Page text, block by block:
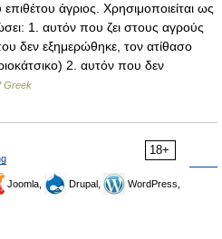
άγριος. Χρησιμοποιείται ως
1. αυτόν που ζει στους αγρούς
δεν εξημερώθηκε, τον ατίθασο
2. αυτόν που δεν
Greek
18+
Joomla, Drupal,
WordPress,